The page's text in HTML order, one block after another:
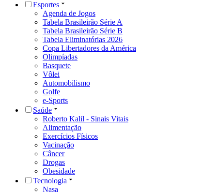
Esportes
Agenda de Jogos
Tabela Brasileirão Série A
Tabela Brasileirão Série B
Tabela Eliminatórias 2026
Copa Libertadores da América
Olimpíadas
Basquete
Vôlei
Automobilismo
Golfe
e-Sports
Saúde
Roberto Kalil - Sinais Vitais
Alimentação
Exercícios Físicos
Vacinação
Câncer
Drogas
Obesidade
Tecnologia
Nasa